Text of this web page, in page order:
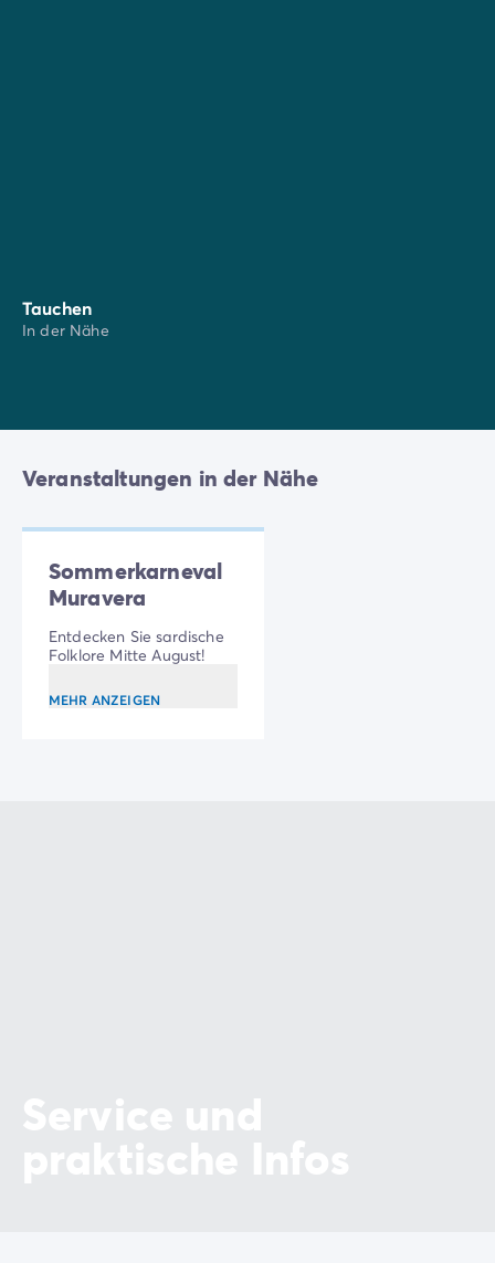
Tauchen
In der Nähe
Veranstaltungen in der Nähe
Sommerkarneval
Muravera
Entdecken Sie sardische
Folklore Mitte August!
MEHR ANZEIGEN